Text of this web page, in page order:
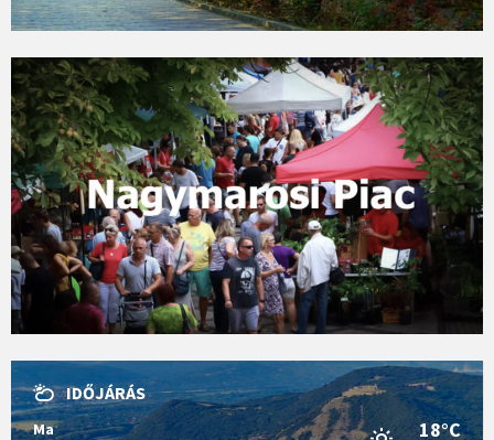
IDŐJÁRÁS
Ma 18°C